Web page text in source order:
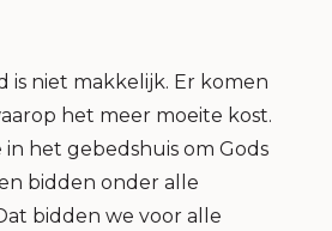
is niet makkelijk. Er komen
het meer moeite kost.
het gebedshuis om Gods
bidden onder alle
bidden we voor alle